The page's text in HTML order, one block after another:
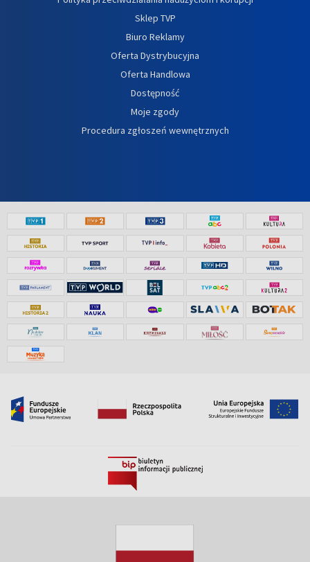
Sklep TVP
Biuro Reklamy
Oferta Dystrybucyjna
Oferta Handlowa
Dostępność
Moje zgody
Procedura zgłoszeń wewnętrznych